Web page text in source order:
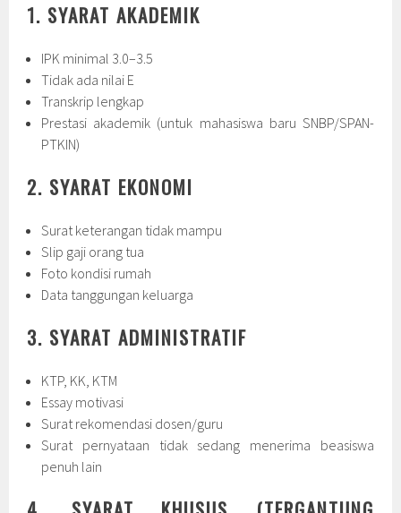
1. SYARAT AKADEMIK
IPK minimal 3.0–3.5
Tidak ada nilai E
Transkrip lengkap
Prestasi akademik (untuk mahasiswa baru SNBP/SPAN-
PTKIN)
2. SYARAT EKONOMI
Surat keterangan tidak mampu
Slip gaji orang tua
Foto kondisi rumah
Data tanggungan keluarga
3. SYARAT ADMINISTRATIF
KTP, KK, KTM
Essay motivasi
Surat rekomendasi dosen/guru
Surat pernyataan tidak sedang menerima beasiswa
penuh lain